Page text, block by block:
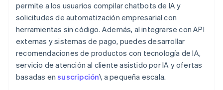
permite a los usuarios compilar chatbots de IA y
solicitudes de automatización empresarial con
herramientas sin código. Además, al integrarse con API
externas y sistemas de pago, puedes desarrollar
recomendaciones de productos con tecnología de IA,
servicio de atención al cliente asistido por IA y ofertas
basadas ensuscripción\ a pequeña escala.